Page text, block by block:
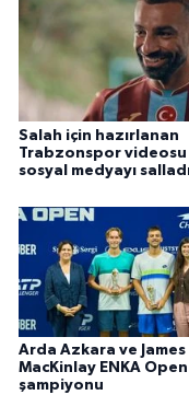
Salah için hazırlanan
Trabzonspor videosu
sosyal medyayı
Arda Azkara ve James
MacKinlay ENKA Open
şampiyonu